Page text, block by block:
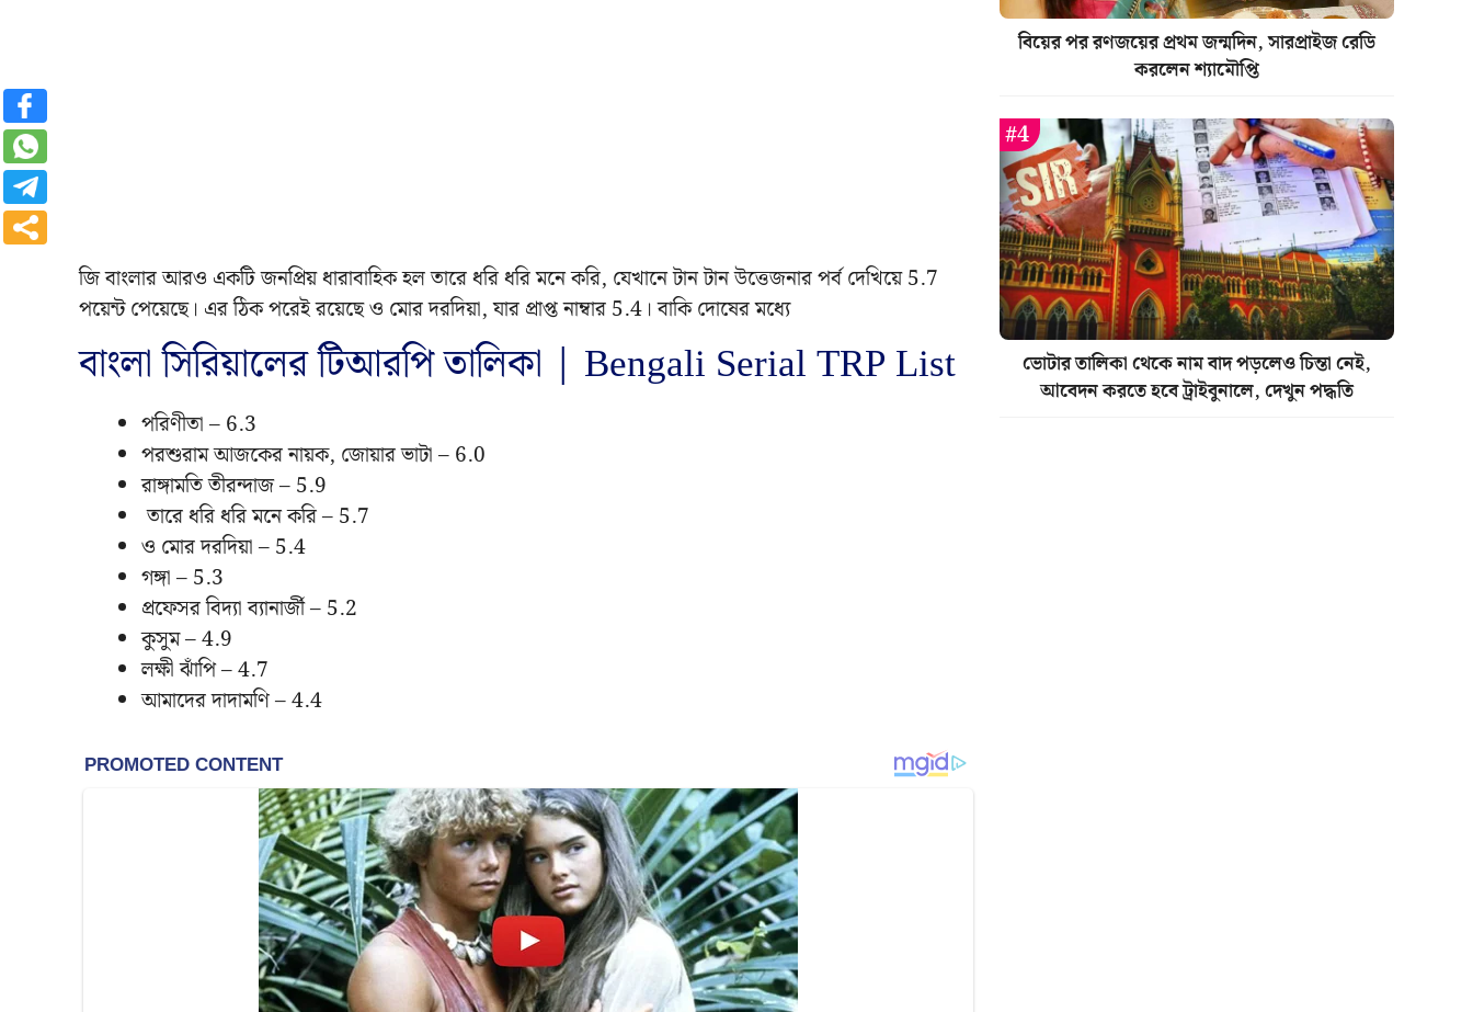
জি বাংলার আরও একটি জনপ্রিয় ধারাবাহিক হল তারে ধরি ধরি মনে করি, যেখানে টান টান উত্তেজনার পর্ব দেখিয়ে 5.7
পয়েন্ট পেয়েছে। এর ঠিক পরেই রয়েছে ও মোর দরদিয়া, যার প্রাপ্ত নাম্বার 5.4। বাকি দোষের মধ্যে
বাংলা সিরিয়ালের টিআরপি তালিকা | Bengali Serial TRP List
পরিণীতা – 6.3
পরশুরাম আজকের নায়ক, জোয়ার ভাটা – 6.0
রাঙ্গামতি তীরন্দাজ – 5.9
তারে ধরি ধরি মনে করি – 5.7
ও মোর দরদিয়া – 5.4
গঙ্গা – 5.3
প্রফেসর বিদ্যা ব্যানার্জী – 5.2
কুসুম – 4.9
লক্ষী ঝাঁপি – 4.7
আমাদের দাদামণি – 4.4
বিয়ের পর রণজয়ের প্রথম জন্মদিন, সারপ্রাইজ রেডি
করলেন শ্যামৌপ্তি
ভোটার তালিকা থেকে নাম বাদ পড়লেও চিন্তা নেই,
আবেদন করতে হবে ট্রাইবুনালে, দেখুন পদ্ধতি